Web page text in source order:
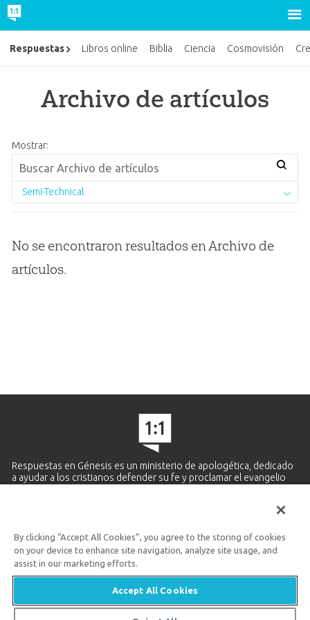
Archivo de artículos
Mostrar:
Semi-Technical
No se encontraron resultados en Archivo de
artículos.
Respuestas Libros online Biblia Ciencia Cosmovisión
Respuestas en Génesis es un ministerio de apologética, dedicado
a ayudar a los cristianos defender su fe y proclamar el evangelio
Ministerio Hispano y Latinoamericano
Available Monday–Friday | 9 AM–5 PM ET
By clicking “Accept All Cookies”, you agree to the storing of cookies
on your device to enhance site navigation, analyze site usage, and
assist in our marketing efforts.
Accept All Cookies